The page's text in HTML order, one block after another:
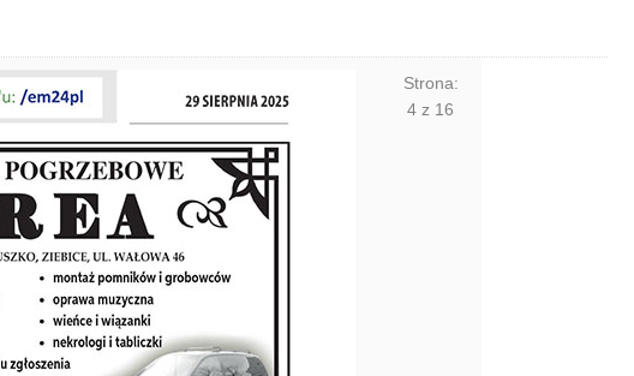
Strona:
4 z 16